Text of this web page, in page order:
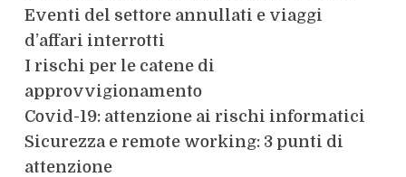
Eventi del settore annullati e viaggi
d’affari interrotti
I rischi per le catene di
approvvigionamento
Covid-19: attenzione ai rischi informatici
Sicurezza e remote working: 3 punti di
attenzione